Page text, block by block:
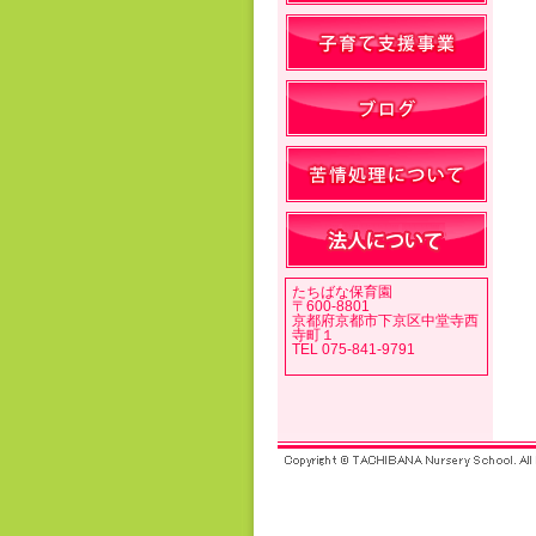
たちばな保育園
〒600-8801
京都府京都市下京区中堂寺西
寺町１
TEL 075-841-9791